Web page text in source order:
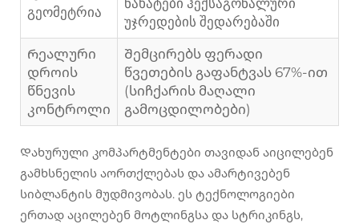
გეომეტრია
უჯრედების შედარებაში
Რეალური
დროის
წნევის
კონტროლი
Შემცირებს ფერადი
წვეთების გაფანტვას 67%-ით
(სიჩქარის მაღალი
გამოცდილობები)
Დახურული კომპარტმენტები თავიდან აიცილებენ
გამხსნელის აორთქლებას და ამარტივებენ
სიბლანტის მუდმივობას. ეს ტექნოლოგიები
ერთად აცილებენ მოტლინგსა და სტრიკინგს,